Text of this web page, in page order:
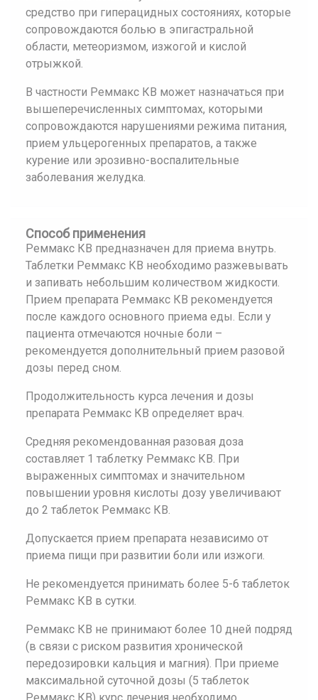
средство при гиперацидных состояниях, которые
сопровождаются болью в эпигастральной
области, метеоризмом, изжогой и кислой
отрыжкой.
В частности Реммакс КВ может назначаться при
вышеперечисленных симптомах, которыми
сопровождаются нарушениями режима питания,
прием ульцерогенных препаратов, а также
курение или эрозивно-воспалительные
заболевания желудка.
Способ применения
Реммакс КВ предназначен для приема внутрь.
Таблетки Реммакс КВ необходимо разжевывать
и запивать небольшим количеством жидкости.
Прием препарата Реммакс КВ рекомендуется
после каждого основного приема еды. Если у
пациента отмечаются ночные боли –
рекомендуется дополнительный прием разовой
дозы перед сном.
Продолжительность курса лечения и дозы
препарата Реммакс КВ определяет врач.
Средняя рекомендованная разовая доза
составляет 1 таблетку Реммакс КВ. При
выраженных симптомах и значительном
повышении уровня кислоты дозу увеличивают
до 2 таблеток Реммакс КВ.
Допускается прием препарата независимо от
приема пищи при развитии боли или изжоги.
Не рекомендуется принимать более 5-6 таблеток
Реммакс КВ в сутки.
Реммакс КВ не принимают более 10 дней подряд
(в связи с риском развития хронической
передозировки кальция и магния). При приеме
максимальной суточной дозы (5 таблеток